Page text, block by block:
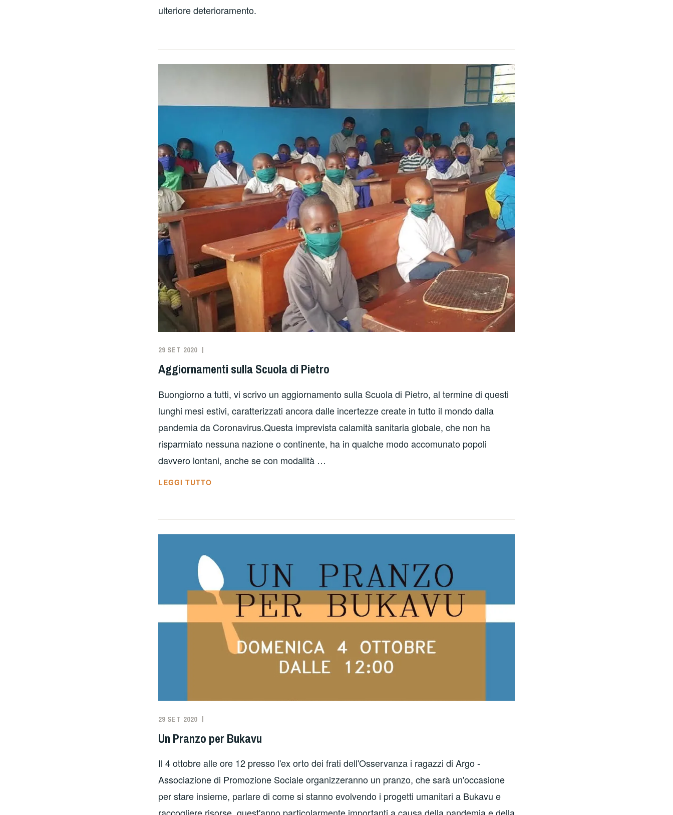
ulteriore deterioramento.
29 SET 2020
Aggiornamenti sulla Scuola di Pietro
Buongiorno a tutti, vi scrivo un aggiornamento sulla Scuola di Pietro, al termine di questi
lunghi mesi estivi, caratterizzati ancora dalle incertezze create in tutto il mondo dalla
pandemia da Coronavirus.Questa imprevista calamità sanitaria globale, che non ha
risparmiato nessuna nazione o continente, ha in qualche modo accomunato popoli
davvero lontani, anche se con modalità …
LEGGI TUTTO
PIETRO
29 SET 2020
Un Pranzo per Bukavu
Il 4 ottobre alle ore 12 presso l'ex orto dei frati dell'Osservanza i ragazzi di Argo -
Associazione di Promozione Sociale organizzeranno un pranzo, che sarà un'occasione
per stare insieme, parlare di come si stanno evolvendo i progetti umanitari a Bukavu e